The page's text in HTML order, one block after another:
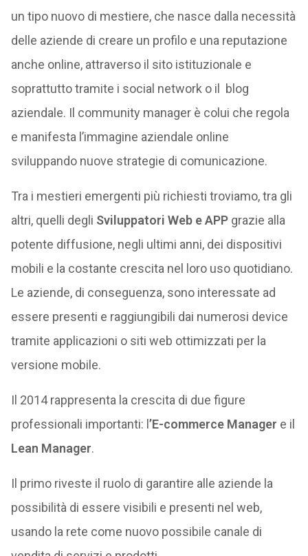
un tipo nuovo di mestiere, che nasce dalla necessità
delle aziende di creare un profilo e una reputazione
anche online, attraverso il sito istituzionale e
soprattutto tramite i social network o il blog
aziendale. Il community manager è colui che regola
e manifesta l’immagine aziendale online
sviluppando nuove strategie di comunicazione.
Tra i mestieri emergenti più richiesti troviamo, tra gli
altri, quelli degli Sviluppatori Web e APPgrazie alla
potente diffusione, negli ultimi anni, dei dispositivi
mobili e la costante crescita nel loro uso quotidiano.
Le aziende, di conseguenza, sono interessate ad
essere presenti e raggiungibili dai numerosi device
tramite applicazioni o siti web ottimizzati per la
versione mobile.
Il 2014 rappresenta la crescita di due figure
professionali importanti: l ’E-commerce Manager e il
Lean Manager.
Il primo riveste il ruolo di garantire alle aziende la
possibilità di essere visibili e presenti nel web,
usando la rete come nuovo possibile canale di